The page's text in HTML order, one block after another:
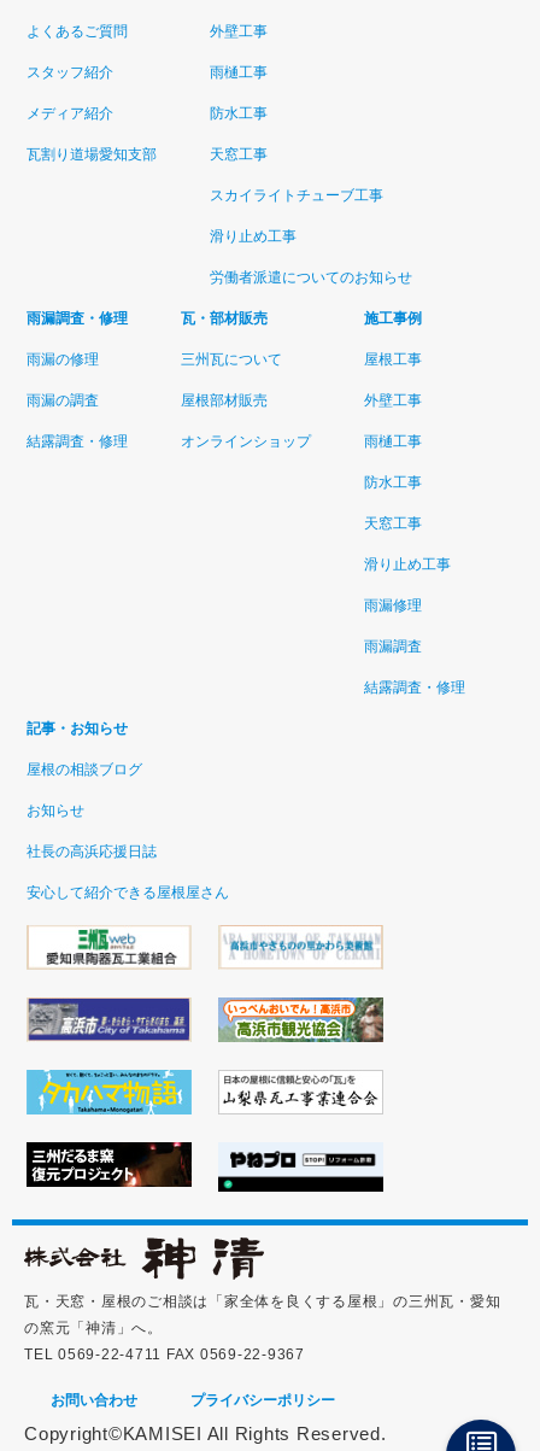
よくあるご質問
スタッフ紹介
メディア紹介
瓦割り道場愛知支部
外壁工事
雨樋工事
防水工事
天窓工事
スカイライトチューブ工事
滑り止め工事
労働者派遣についてのお知らせ
雨漏調査・修理
雨漏の修理
雨漏の調査
結露調査・修理
瓦・部材販売
三州瓦について
屋根部材販売
オンラインショップ
施工事例
屋根工事
外壁工事
雨樋工事
防水工事
天窓工事
滑り止め工事
雨漏修理
雨漏調査
結露調査・修理
記事・お知らせ
屋根の相談ブログ
お知らせ
社長の高浜応援日誌
安心して紹介できる屋根屋さん
瓦・天窓・屋根のご相談は「家全体を良くする屋根」の三州瓦・愛知
の窯元「神清」へ。
TEL 0569-22-4711 FAX 0569-22-9367
お問い合わせ プライバシーポリシー
Copyright©KAMISEI All Rights Reserved.